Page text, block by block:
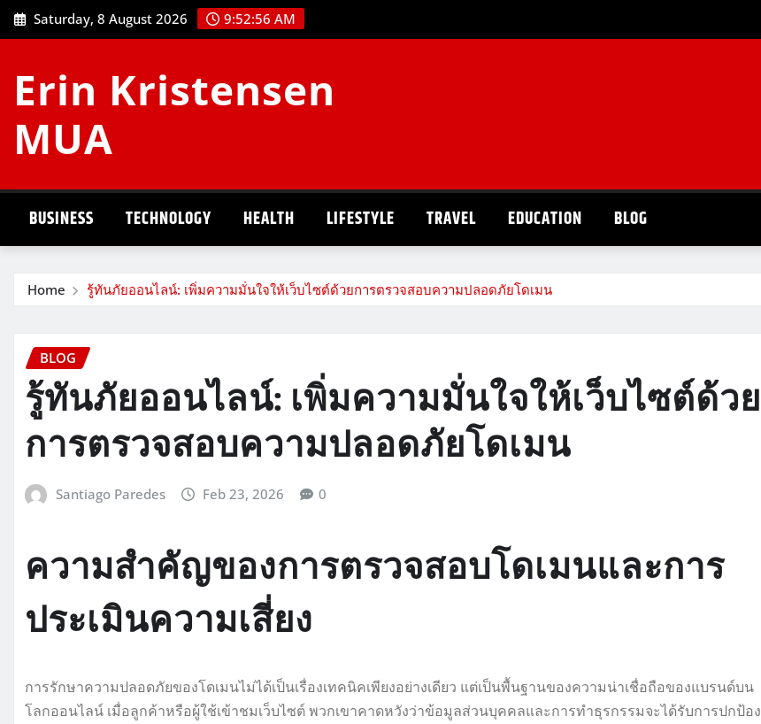
Skip
to
Saturday, 8 August 2026 9:52:57 AM
Erin Kristensen
MUA
BUSINESS TECHNOLOGY HEALTH LIFESTYLE TRAVEL EDUCATION BLOG
Home รู้ทันภัยออนไลน์: เพิ่มความมั่นใจให้เว็บไซต์ด้วยการตรวจสอบความปลอดภัยโดเมน
BLOG
รู้ทันภัยออนไลน์: เพิ่มความมั่นใจให้เว็บไซต์ด้วย
การตรวจสอบความปลอดภัยโดเมน
Santiago Paredes Feb 23, 2026 0
ความสำคัญของการตรวจสอบโดเมนและการ
ประเมินความเสี่ยง
การรักษาความปลอดภัยของโดเมนไม่ได้เป็นเรื่องเทคนิคเพียงอย่างเดียว แต่เป็นพื้นฐานของความน่าเชื่อถือของแบรนด์บน
โลกออนไลน์ เมื่อลูกค้าหรือผู้ใช้เข้าชมเว็บไซต์ พวกเขาคาดหวังว่าข้อมูลส่วนบุคคลและการทำธุรกรรมจะได้รับการปกป้อง